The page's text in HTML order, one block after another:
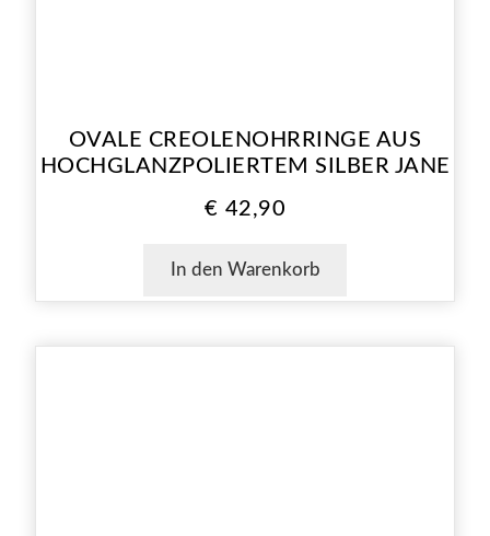
OVALE CREOLENOHRRINGE AUS
HOCHGLANZPOLIERTEM SILBER JANE
€ 42,90
In den Warenkorb